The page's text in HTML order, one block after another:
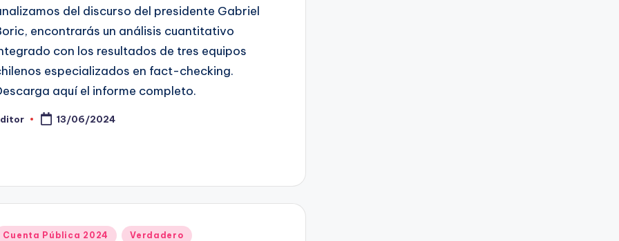
del discurso del presidente Gabriel
encontrarás un análisis cuantitativo
con los resultados de tres equipos
especializados en fact-checking.
aquí el informe completo.
13/06/2024
Cuenta Pública 2024 Verdadero